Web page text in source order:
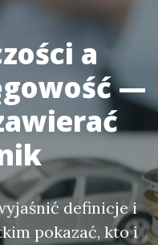
a
—
definicje i
pokazać, kto i